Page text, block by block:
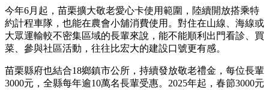
今年6月起，苗栗擴大敬老愛心卡使用範圍，陸續開放搭乘特
約計程車隊，也能在農會小舖消費使用。對住在山線、海線或
大眾運輸較不密集區域的長輩來說，能不能順利出門看診、買
菜、參與社區活動，往往比宏大的建設口號更有感。
苗栗縣府也結合18鄉鎮市公所，持續發放敬老禮金，每位長輩
3000元，全縣每年逾10萬名長輩受惠。2025年起，春節3000元